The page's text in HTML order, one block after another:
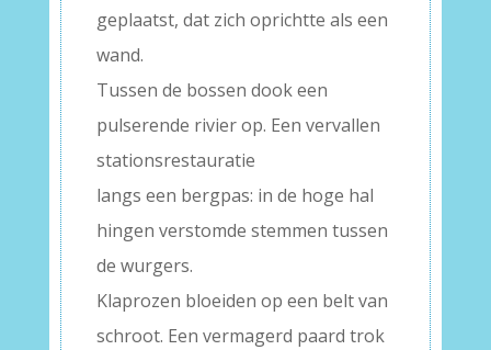
geplaatst, dat zich oprichtte als een
wand.
Tussen de bossen dook een
pulserende rivier op. Een vervallen
stationsrestauratie
langs een bergpas: in de hoge hal
hingen verstomde stemmen tussen
de wurgers.
Klaprozen bloeiden op een belt van
schroot. Een vermagerd paard trok